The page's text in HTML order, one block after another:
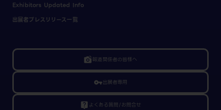
Exhibitors Updated Info
出展者プレスリリース一覧
linked_camera報道関係者の皆様へ
vpn_key出展者専用
live_help よくある質問/お問合せ